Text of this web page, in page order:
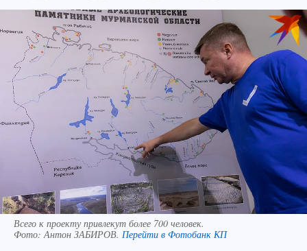
Всего к проекту привлекут более 700 человек.
Фото: Антон ЗАБИРОВ. Перейти в Фотобанк КП